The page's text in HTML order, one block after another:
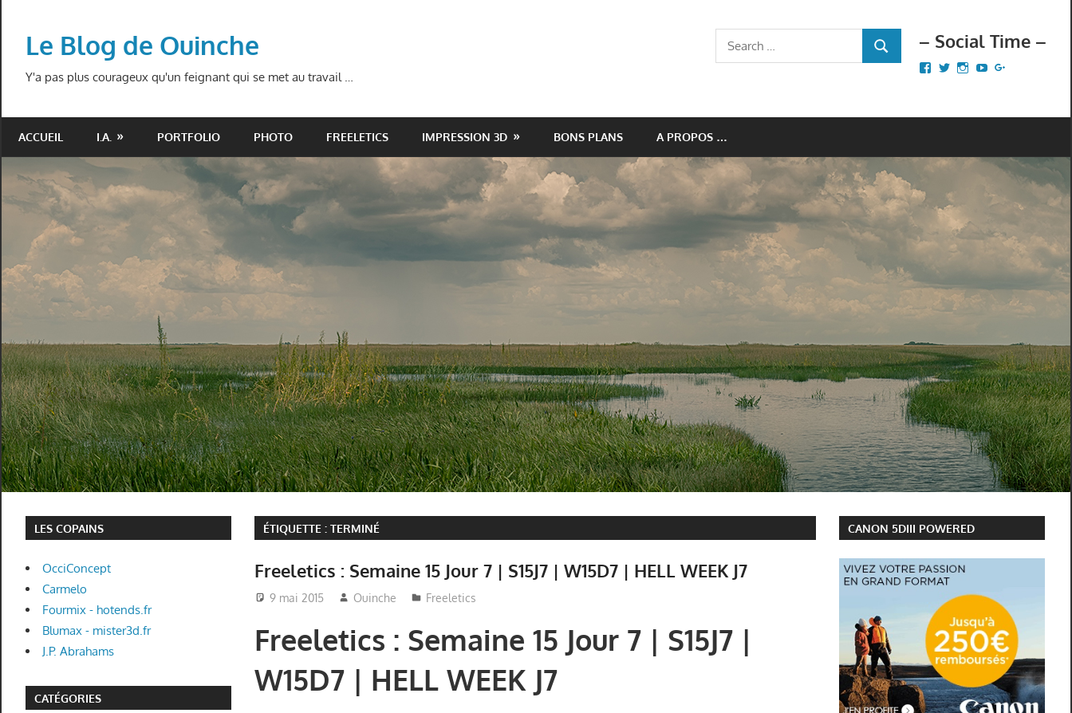
contentLe Blog de Ouinche
Y'a pas plus courageux qu'un feignant qui se met au travail …
– Social Time –
Facebook
TwitterInstagram
YouTube
Search
for:
SEARCH
ACCUEIL I.A. PORTFOLIO PHOTO FREELETICS IMPRESSION 3D BONS PLANS A PROPOS …
ÉTIQUETTE :TERMINÉ
Freeletics : Semaine 15 Jour 7 | S15J7 | W15D7 | HELL WEEK J7
9 mai 2015 Ouinche Freeletics
Freeletics : Semaine 15 Jour 7 | S15J7 |
W15D7 | HELL WEEK J7
LES COPAINS
OcciConcept
Carmelo
Fourmix - hotends.fr
Blumax - mister3d.fr
J.P. Abrahams
CATÉGORIES
CANON 5DIII POWERED